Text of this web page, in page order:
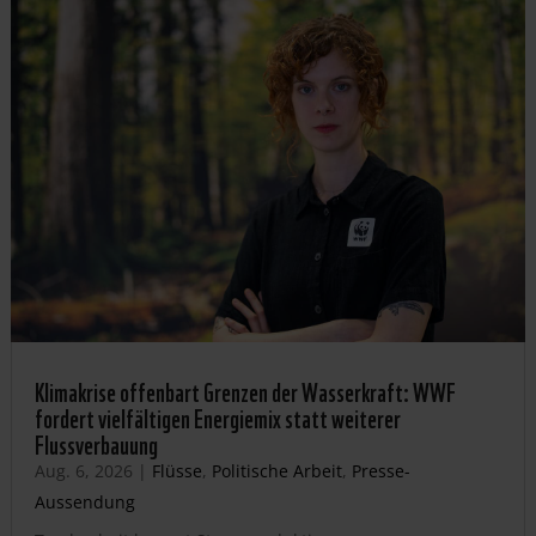
Klimakrise offenbart Grenzen der Wasserkraft: WWF
fordert vielfältigen Energiemix statt weiterer
Flussverbauung
Aug. 6, 2026 | Flüsse, Politische Arbeit, Presse-
Aussendung